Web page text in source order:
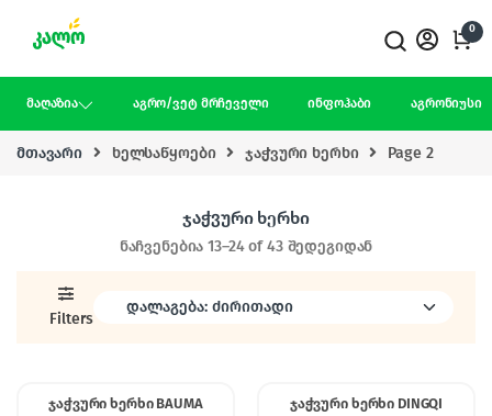
0
მაღაზია აგრო/ვეტ მრჩეველი ინფოჰაბი აგრონიუსი
მთავარი ხელსაწყოები ჯაჭვური ხერხი Page 2
ჯაჭვური ხერხი
ნაჩვენებია 13–24 of 43 შედეგიდან
Filters
ჯაჭვური ხერხი BAUMA
ჯაჭვური ხერხი DINGQI